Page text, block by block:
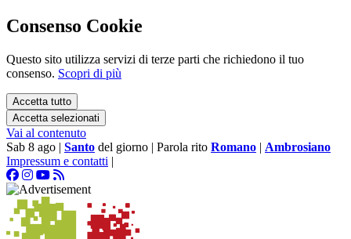
Consenso Cookie
Questo sito utilizza servizi di terze parti che richiedono il tuo
consenso. Scopri di più
Accetta tutto
Accetta selezionati
Vai al contenuto
Sab 8 ago | Santo del giorno | Parola rito Romano | Ambrosiano
Impressum e contatti |